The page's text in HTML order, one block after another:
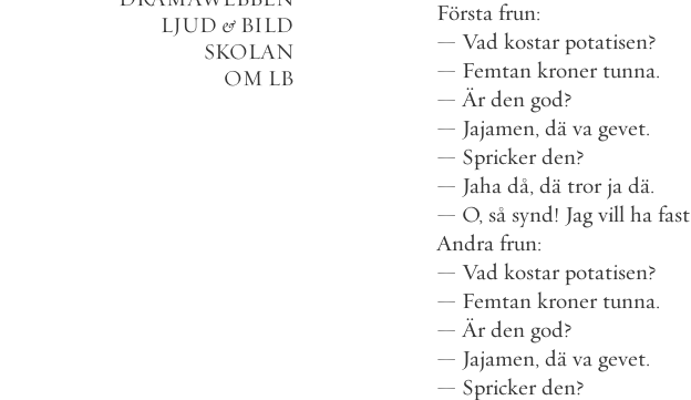
LJUD & BILD
SKOLAN
OM LB
Första frun:
— Vad kostar potatisen?
— Femtan kroner tunna.
— Är den god?
— Jajamen, dä va gevet.
— Spricker den?
— Jaha då, dä tror ja dä.
— O, så synd! Jag vill ha fast
Andra frun:
— Vad kostar potatisen?
— Femtan kroner tunna.
— Är den god?
— Jajamen, dä va gevet.
— Spricker den?